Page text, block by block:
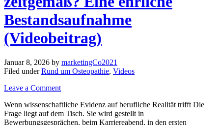
Bestandsaufnahme
(Videobeitrag)
Januar 8, 2026 by marketingCo2021
Filed underRund um Osteopathie, Videos
Leave a Comment
Wenn wissenschaftliche Evidenz auf berufliche Realität trifft Die
Frage liegt auf dem Tisch. Sie wird gestellt in
Bewerbungsgesprächen, beim Karriereabend, in den ersten